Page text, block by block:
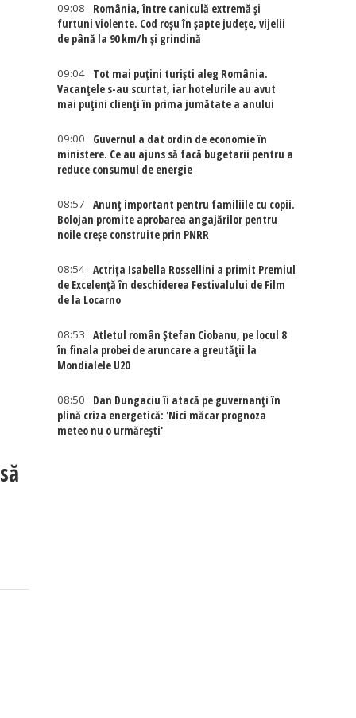
09:08
România, între caniculă extremă și
furtuni violente. Cod roșu în șapte județe, vijelii
de până la 90 km/h și grindină
09:04
Tot mai puțini turiști aleg România.
Vacanțele s-au scurtat, iar hotelurile au avut
mai puțini clienți în prima jumătate a anului
09:00
Guvernul a dat ordin de economie în
ministere. Ce au ajuns să facă bugetarii pentru a
reduce consumul de energie
08:57
Anunț important pentru familiile cu copii.
Bolojan promite aprobarea angajărilor pentru
noile creșe construite prin PNRR
08:54 Actriţa Isabella Rossellini a primit Premiul
de Excelenţă în deschiderea Festivalului de Film
de la Locarno
08:53
Atletul român Ștefan Ciobanu, pe locul 8
în finala probei de aruncare a greutății la
Mondialele U20
08:50
Dan Dungaciu îi atacă pe guvernanți în
plină criza energetică: 'Nici măcar prognoza
meteo nu o urmărești'